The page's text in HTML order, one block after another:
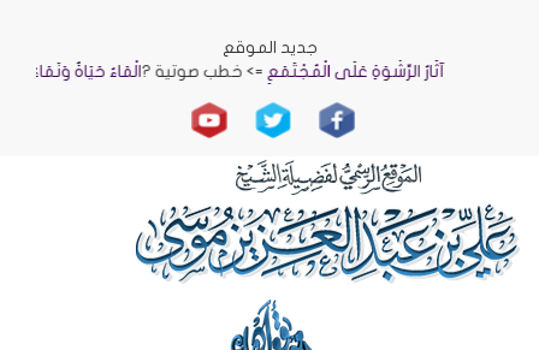
جديد الموقع
الْمَاءُ حَيَاةٌ وَنَمَاءٌ=> آثَارُ الرِّشْوَةِ عَلَى الْمُجْتَمَعِ=> خطب صوتية ?